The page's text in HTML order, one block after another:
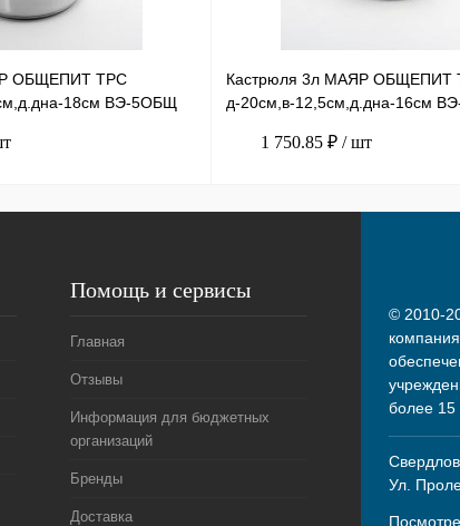
ОБЩЕПИТ ТРС
18см ВЭ-5ОБЩ
Кастрюля 3л МАЯР ОБЩЕПИТ
д-20см,в-12,5см,д.дна-16см
1 750.85 ₽ / шт
Помощь и сервисы
Главная
Отзывы
Информация для бюджетных
организаций
Бренды
Доставка
© 2010-
более 15
Ул.